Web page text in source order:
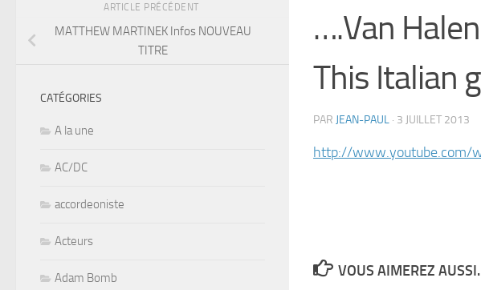
….Van
This Italian
PAR JEAN-PAUL · 3 JUILLET 2013
http://www.youtube.com/
VOUS AIMEREZ
ARTICLE PRÉCÉDENT
MATTHEW MARTINEK Infos NOUVEAU
TITRE
CATÉGORIES
A la une
AC/DC
accordeoniste
Acteurs
Adam Bomb